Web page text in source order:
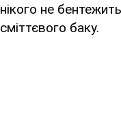
нікого не
сміттєвого баку.